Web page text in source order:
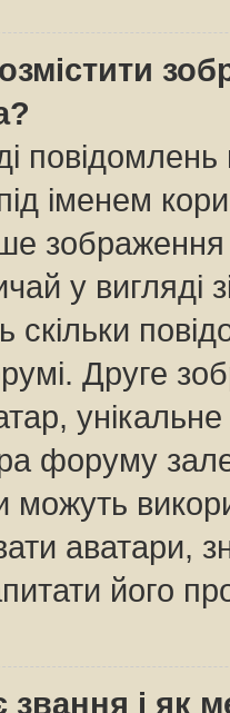
іменем
зображення
у вигляді
скільки
Друге
форуму
можуть
аватари,
його
і як